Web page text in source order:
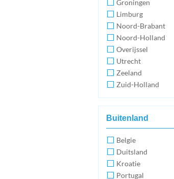
Groningen
Limburg
Noord-Brabant
Noord-Holland
Overijssel
Utrecht
Zeeland
Zuid-Holland
Buitenland
Belgie
Duitsland
Kroatie
Portugal